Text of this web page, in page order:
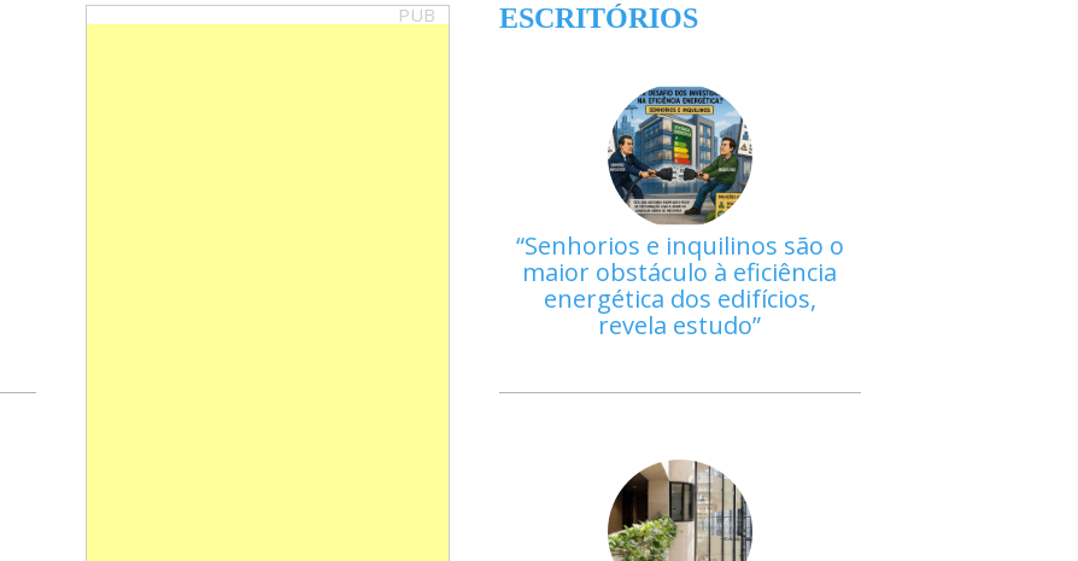
PUB ESCRITÓRIOS
Senhorios e inquilinos são o
maior obstáculo à eficiência
energética dos edifícios,
revela estudo